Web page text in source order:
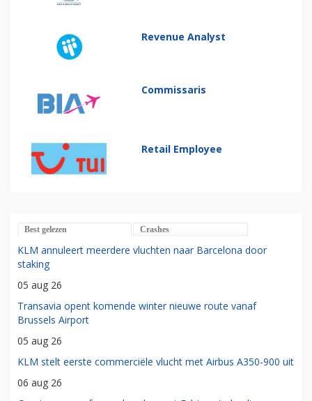
Revenue Analyst
Commissaris
Retail Employee
Best gelezen Crashes
KLM annuleert meerdere vluchten naar Barcelona door
staking
05 aug 26
Transavia opent komende winter nieuwe route vanaf
Brussels Airport
05 aug 26
KLM stelt eerste commerciële vlucht met Airbus A350-900 uit
06 aug 26